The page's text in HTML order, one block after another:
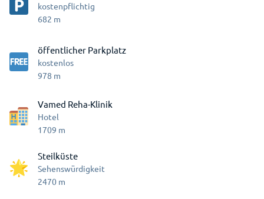
kostenpflichtig
682 m
öffentlicher Parkplatz
kostenlos
978 m
Vamed Reha-Klinik
Hotel
1709 m
Steilküste
Sehenswürdigkeit
2470 m